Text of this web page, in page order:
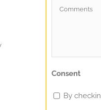
Consent
By